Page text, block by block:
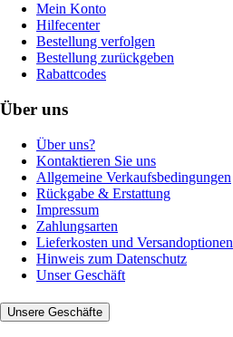
Mein Konto
Hilfecenter
Bestellung verfolgen
Bestellung zurückgeben
Rabattcodes
Über uns
Über uns?
Kontaktieren Sie uns
Allgemeine Verkaufsbedingungen
Rückgabe & Erstattung
Impressum
Zahlungsarten
Lieferkosten und Versandoptionen
Hinweis zum Datenschutz
Unser Geschäft
Unsere Geschäfte